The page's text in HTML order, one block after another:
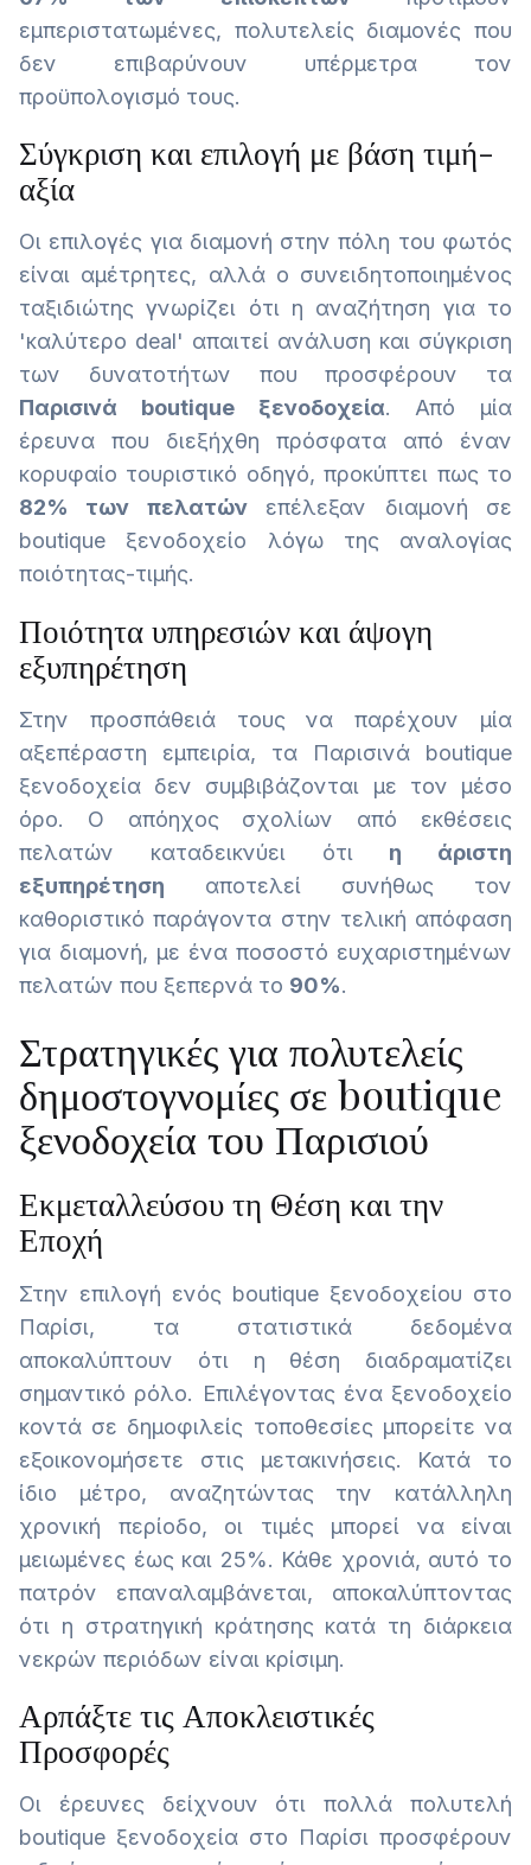
εμπεριστατωμένες, πολυτελείς διαμονές που
δεν επιβαρύνουν υπέρμετρα τον
προϋπολογισμό τους.
Σύγκριση και επιλογή με βάση τιμή-
αξία
Οι επιλογές για διαμονή στην πόλη του φωτός
είναι αμέτρητες, αλλά ο συνειδητοποιημένος
ταξιδιώτης γνωρίζει ότι η αναζήτηση για το
'καλύτερο deal' απαιτεί ανάλυση και σύγκριση
των δυνατοτήτων που προσφέρουν τα
Παρισινά boutique ξενοδοχεία. Από μία
έρευνα που διεξήχθη πρόσφατα από έναν
κορυφαίο τουριστικό οδηγό, προκύπτει πως το
82% των πελατώνεπέλεξαν διαμονή σε
boutique ξενοδοχείο λόγω της αναλογίας
ποιότητας-τιμής.
Ποιότητα υπηρεσιών και άψογη
εξυπηρέτηση
Στην προσπάθειά τους να παρέχουν μία
αξεπέραστη εμπειρία, τα Παρισινά boutique
ξενοδοχεία δεν συμβιβάζονται με τον μέσο
όρο. Ο απόηχος σχολίων από εκθέσεις
πελατών καταδεικνύει ότι η άριστη
εξυπηρέτηση αποτελεί συνήθως τον
καθοριστικό παράγοντα στην τελική απόφαση
για διαμονή, με ένα ποσοστό ευχαριστημένων
πελατών που ξεπερνά το 90%.
Στρατηγικές για πολυτελείς
δημοστογνομίες σε boutique
ξενοδοχεία του Παρισιού
Εκμεταλλεύσου τη Θέση και την
Εποχή
Στην επιλογή ενός boutique ξενοδοχείου στο
Παρίσι, τα στατιστικά δεδομένα
αποκαλύπτουν ότι η θέση διαδραματίζει
σημαντικό ρόλο. Επιλέγοντας ένα ξενοδοχείο
κοντά σε δημοφιλείς τοποθεσίες μπορείτε να
εξοικονομήσετε στις μετακινήσεις. Κατά το
ίδιο μέτρο, αναζητώντας την κατάλληλη
χρονική περίοδο, οι τιμές μπορεί να είναι
μειωμένες έως και 25%. Κάθε χρονιά, αυτό το
πατρόν επαναλαμβάνεται, αποκαλύπτοντας
ότι η στρατηγική κράτησης κατά τη διάρκεια
νεκρών περιόδων είναι κρίσιμη.
Αρπάξτε τις Αποκλειστικές
Προσφορές
Οι έρευνες δείχνουν ότι πολλά πολυτελή
boutique ξενοδοχεία στο Παρίσι προσφέρουν